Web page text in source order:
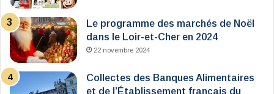
Le programme des marchés de Noël
dans le Loir-et-Cher en 2024
22 novembre 2024
Collectes des Banques Alimentaires
et de l’Établissement français du